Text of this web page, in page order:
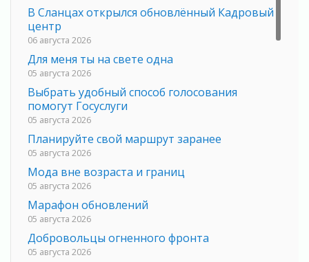
В Сланцах открылся обновлённый Кадровый
центр
06 августа 2026
Для меня ты на свете одна
05 августа 2026
Выбрать удобный способ голосования
помогут Госуслуги
05 августа 2026
Планируйте свой маршрут заранее
05 августа 2026
Мода вне возраста и границ
05 августа 2026
Марафон обновлений
05 августа 2026
Добровольцы огненного фронта
05 августа 2026